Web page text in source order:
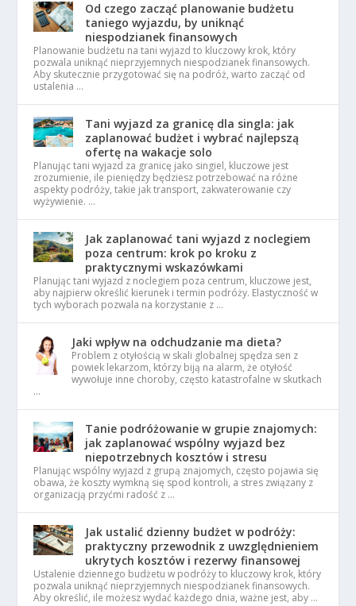
Od czego zacząć planowanie budżetu
taniego wyjazdu, by uniknąć
niespodzianek finansowych
Planowanie budżetu na tani wyjazd to kluczowy krok, który
pozwala uniknąć nieprzyjemnych niespodzianek finansowych.
Aby skutecznie przygotować się na podróż, warto zacząć od
ustalenia …
Tani wyjazd za granicę dla singla: jak
zaplanować budżet i wybrać najlepszą
ofertę na wakacje solo
Planując tani wyjazd za granicę jako singiel, kluczowe jest
zrozumienie, ile pieniędzy będziesz potrzebować na różne
aspekty podróży, takie jak transport, zakwaterowanie czy
wyżywienie. …
Jak zaplanować tani wyjazd z noclegiem
poza centrum: krok po kroku z
praktycznymi wskazówkami
Planując tani wyjazd z noclegiem poza centrum, kluczowe jest,
aby najpierw określić kierunek i termin podróży. Elastyczność w
tych wyborach pozwala na korzystanie z …
Jaki wpływ na odchudzanie ma dieta?
Problem z otyłością w skali globalnej spędza sen z
powiek lekarzom, którzy biją na alarm, że otyłość
wywołuje inne choroby, często katastrofalne w skutkach
…
Tanie podróżowanie w grupie znajomych:
jak zaplanować wspólny wyjazd bez
niepotrzebnych kosztów i stresu
Planując wspólny wyjazd z grupą znajomych, często pojawia się
obawa, że koszty wymkną się spod kontroli, a stres związany z
organizacją przyćmi radość z …
Jak ustalić dzienny budżet w podróży:
praktyczny przewodnik z uwzględnieniem
ukrytych kosztów i rezerwy finansowej
Ustalenie dziennego budżetu w podróży to kluczowy krok, który
pozwala uniknąć nieprzyjemnych niespodzianek finansowych.
Aby określić, ile możesz wydać każdego dnia, ważne jest, aby …